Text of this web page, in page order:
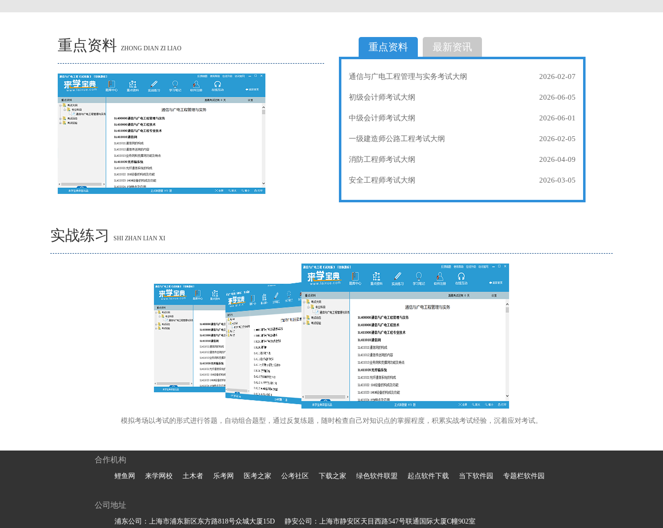
重点资料 ZHONG DIAN ZI LIAO 重点资料 最新资讯
通信与广电工程管理与实务考试大纲 2026-02-07
初级会计师考试大纲 2026-06-05
中级会计师考试大纲 2026-06-01
一级建造师公路工程考试大纲 2026-02-05
消防工程师考试大纲 2026-04-09
安全工程师考试大纲 2026-03-05
实战练习 SHI ZHAN LIAN XI
模拟考场以考试的形式进行答题，自动组合题型，通过反复练题，随时检查自己对知识点的掌握程度，积累实战考试经验，沉着应对考试。
合作机构
鲤鱼网 来学网校 土木者 乐考网 医考之家 公考社区 下载之家 绿色软件联盟 起点软件下载 当下软件园 专题栏软件园
公司地址
浦东公司：上海市浦东新区东方路818号众城大厦15D 静安公司：上海市静安区天目西路547号联通国际大厦C幢902室